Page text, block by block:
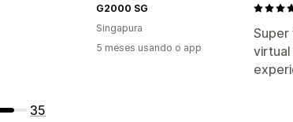
35
Super
G2000 SG
Singapura
5 meses usando o app